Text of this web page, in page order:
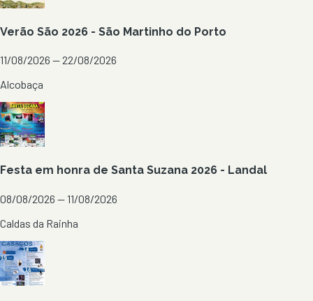
Verão São 2026 - São Martinho do Porto
11/08/2026 — 22/08/2026
Alcobaça
Festa em honra de Santa Suzana 2026 - Landal
08/08/2026 — 11/08/2026
Caldas da Rainha